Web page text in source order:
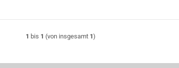
1 bis 1 (von insgesamt 1)